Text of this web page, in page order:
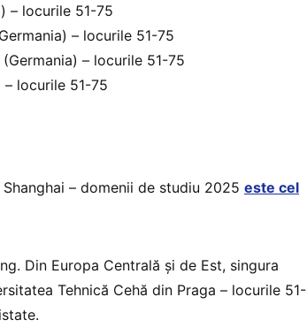
– locurile 51-75
– locurile 51-75
– locurile 51-75
locurile 51-75
– domenii de studiu 2025 este cel
Din Europa Centrală și de Est, singura
Tehnică Cehă din Praga – locurile 51-